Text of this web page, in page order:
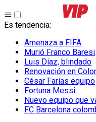
Es tendencia:
Amenaza a FIFA
Murió Franco Baresi
Luis Díaz, blindado
Renovación en
César Farías equipo
Fortuna Messi
Nuevo equipo que
FC Barcelona